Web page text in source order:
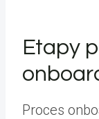
Etapy
Proces